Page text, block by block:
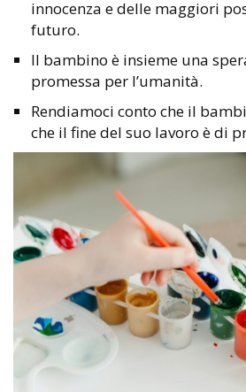
innocenza e delle maggiori
futuro.
Il bambino è insieme una
promessa per l’umanità.
Rendiamoci conto che il
che il fine del suo lavoro è di